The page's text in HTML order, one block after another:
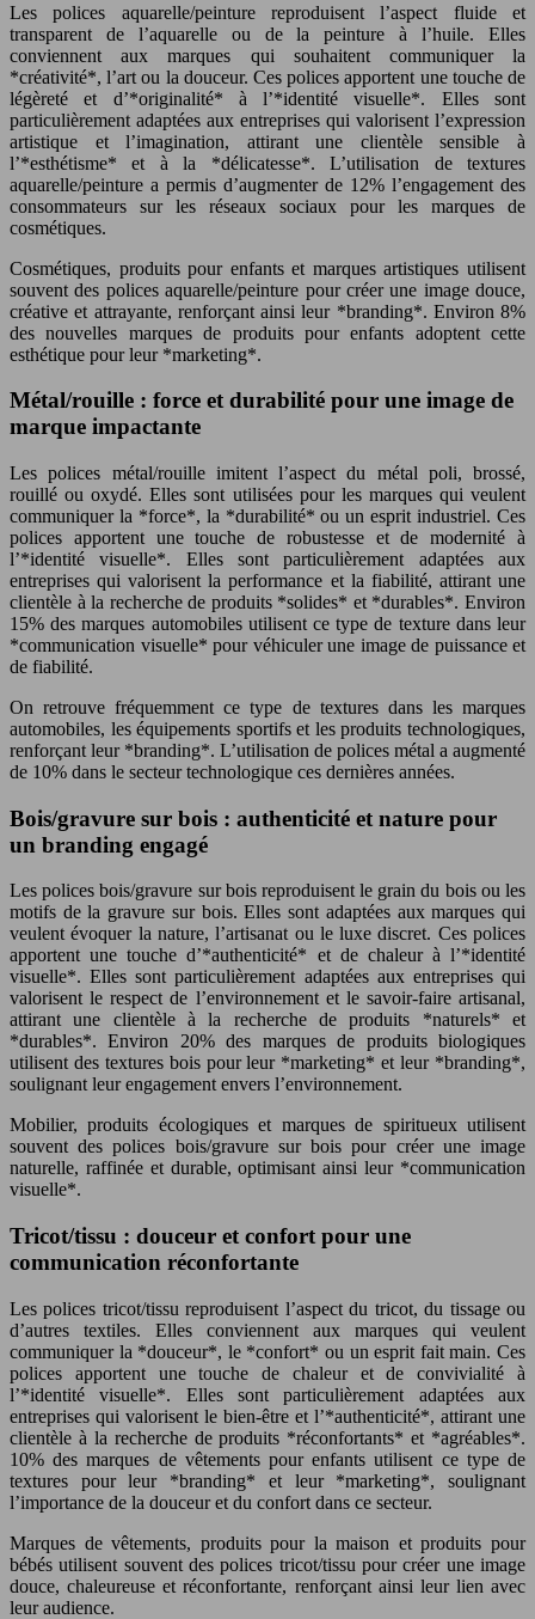
Les polices aquarelle/peinture reproduisent l’aspect fluide et
transparent de l’aquarelle ou de la peinture à l’huile. Elles
conviennent aux marques qui souhaitent communiquer la
*créativité*, l’art ou la douceur. Ces polices apportent une touche de
légèreté et d’*originalité* à l’*identité visuelle*. Elles sont
particulièrement adaptées aux entreprises qui valorisent l’expression
artistique et l’imagination, attirant une clientèle sensible à
l’*esthétisme* et à la *délicatesse*. L’utilisation de textures
aquarelle/peinture a permis d’augmenter de 12% l’engagement des
consommateurs sur les réseaux sociaux pour les marques de
cosmétiques.
Cosmétiques, produits pour enfants et marques artistiques utilisent
souvent des polices aquarelle/peinture pour créer une image douce,
créative et attrayante, renforçant ainsi leur *branding*. Environ 8%
des nouvelles marques de produits pour enfants adoptent cette
esthétique pour leur *marketing*.
Métal/rouille : force et durabilité pour une image de
marque impactante
Les polices métal/rouille imitent l’aspect du métal poli, brossé,
rouillé ou oxydé. Elles sont utilisées pour les marques qui veulent
communiquer la *force*, la *durabilité* ou un esprit industriel. Ces
polices apportent une touche de robustesse et de modernité à
l’*identité visuelle*. Elles sont particulièrement adaptées aux
entreprises qui valorisent la performance et la fiabilité, attirant une
clientèle à la recherche de produits *solides* et *durables*. Environ
15% des marques automobiles utilisent ce type de texture dans leur
*communication visuelle* pour véhiculer une image de puissance et
de fiabilité.
On retrouve fréquemment ce type de textures dans les marques
automobiles, les équipements sportifs et les produits technologiques,
renforçant leur *branding*. L’utilisation de polices métal a augmenté
de 10% dans le secteur technologique ces dernières années.
Bois/gravure sur bois : authenticité et nature pour
un branding engagé
Les polices bois/gravure sur bois reproduisent le grain du bois ou les
motifs de la gravure sur bois. Elles sont adaptées aux marques qui
veulent évoquer la nature, l’artisanat ou le luxe discret. Ces polices
apportent une touche d’*authenticité* et de chaleur à l’*identité
visuelle*. Elles sont particulièrement adaptées aux entreprises qui
valorisent le respect de l’environnement et le savoir-faire artisanal,
attirant une clientèle à la recherche de produits *naturels* et
*durables*. Environ 20% des marques de produits biologiques
utilisent des textures bois pour leur *marketing* et leur *branding*,
soulignant leur engagement envers l’environnement.
Mobilier, produits écologiques et marques de spiritueux utilisent
souvent des polices bois/gravure sur bois pour créer une image
naturelle, raffinée et durable, optimisant ainsi leur *communication
visuelle*.
Tricot/tissu : douceur et confort pour une
communication réconfortante
Les polices tricot/tissu reproduisent l’aspect du tricot, du tissage ou
d’autres textiles. Elles conviennent aux marques qui veulent
communiquer la *douceur*, le *confort* ou un esprit fait main. Ces
polices apportent une touche de chaleur et de convivialité à
l’*identité visuelle*. Elles sont particulièrement adaptées aux
entreprises qui valorisent le bien-être et l’*authenticité*, attirant une
clientèle à la recherche de produits *réconfortants* et *agréables*.
10% des marques de vêtements pour enfants utilisent ce type de
textures pour leur *branding* et leur *marketing*, soulignant
l’importance de la douceur et du confort dans ce secteur.
Marques de vêtements, produits pour la maison et produits pour
bébés utilisent souvent des polices tricot/tissu pour créer une image
douce, chaleureuse et réconfortante, renforçant ainsi leur lien avec
leur audience.